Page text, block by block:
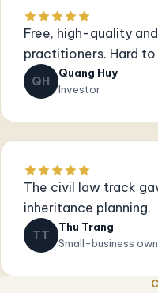
Free, high-quality
practitioners. Hard to
QH
Quang Huy
Investor
The civil law track
inheritance planning.
TT
Thu Trang
Small-business